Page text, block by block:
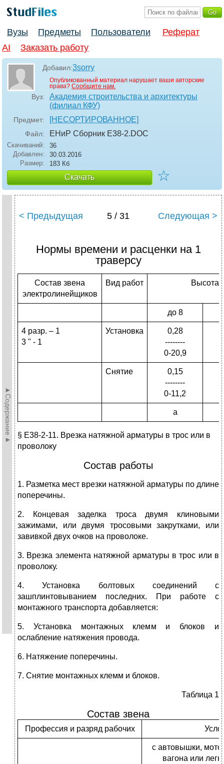
Вузы Предметы Пользователи
Реферат
AI
Заказать работу
Добавил:3sorry
Опубликованный материал нарушает ваши авторские
права? Сообщите нам.
Вуз:
Академия строительства и архитектуры
(филиал КФУ)
Предмет: [НЕСОРТИРОВАННОЕ]
Файл: ЕНиР Сборник Е38-2.DOC
Скачиваний:
36
Добавлен:
30.03.2016
Размер:
183 Кб
Скачать ☆
►Содержание►
< Предыдущая 5 / 31 Следующая >
Нормы времени и расценки на 1
траверсу
Состав звена
электролинейщиков
Вид работ Высота
до 8
4 разр. – 1
3 " - 1
Установка
0,28
--------
0-20,9
Снятие
0,15
--------
0-11,2
а
§ Е38-2-11. Врезка натяжной арматуры в трос или в
проволоку
Состав работы
1. Разметка мест врезки натяжной арматуры по длине
поперечины.
2. Концевая заделка троса двумя клиновыми
зажимами, или двумя тросовыми закрутками, или
завивкой двух очков на проволоке.
3. Врезка элемента натяжной арматуры в трос или в
проволоку.
4. Установка болтовых соединений с
зашплинтовыванием последних. При работе с
монтажного транспорта добавляется:
5. Установка монтажных клемм и блоков и
ослабление натяжения провода.
6. Натяжение поперечины.
7. Снятие монтажных клемм и блоков.
Таблица 1
Состав звена
Профессия и разряд рабочих
с автовышки,
вагона или